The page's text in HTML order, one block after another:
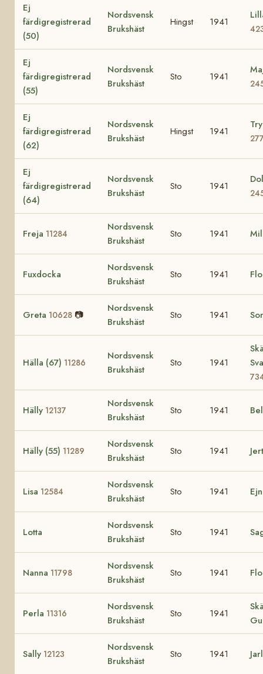
Ej
färdigregistrerad
(50)
Nordsvensk
Brukshäst
Hingst 1941
Ej
färdigregistrerad
(55)
Nordsvensk
Brukshäst
Sto 1941
Ej
färdigregistrerad
(62)
Nordsvensk
Brukshäst
Hingst 1941
Ej
färdigregistrerad
(64)
Nordsvensk
Brukshäst
Sto 1941
Freja 11284
Nordsvensk
Brukshäst
Sto 1941
Fuxdocka
Nordsvensk
Brukshäst
Sto 1941
Greta 10628 📷
Nordsvensk
Brukshäst
Sto 1941
Hälla (67) 11286
Nordsvensk
Brukshäst
Sto 1941
Hälly 12137
Nordsvensk
Brukshäst
Sto 1941
Hälly (55) 11289
Nordsvensk
Brukshäst
Sto 1941
Lisa 12584
Nordsvensk
Brukshäst
Sto 1941
Lotta
Nordsvensk
Brukshäst
Sto 1941
Nanna 11798
Nordsvensk
Brukshäst
Sto 1941
Perla 11316
Nordsvensk
Brukshäst
Sto 1941
Sally 12123
Nordsvensk
Brukshäst
Sto 1941